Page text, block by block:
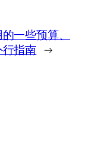
一些预算、
指南 →